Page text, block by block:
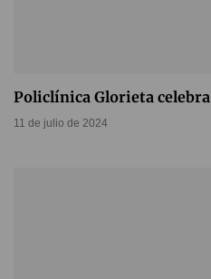
Policlínica Glorieta
11 de julio de 2024